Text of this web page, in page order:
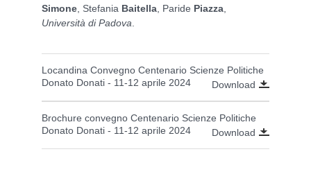
Simone , Stefania Baitella , Paride Piazza
Università di Padova
Locandina Convegno Centenario Scienze Politiche
Donato Donati - 11-12 aprile 2024
Download
Brochure convegno Centenario Scienze Politiche
Donato Donati - 11-12 aprile 2024
Download